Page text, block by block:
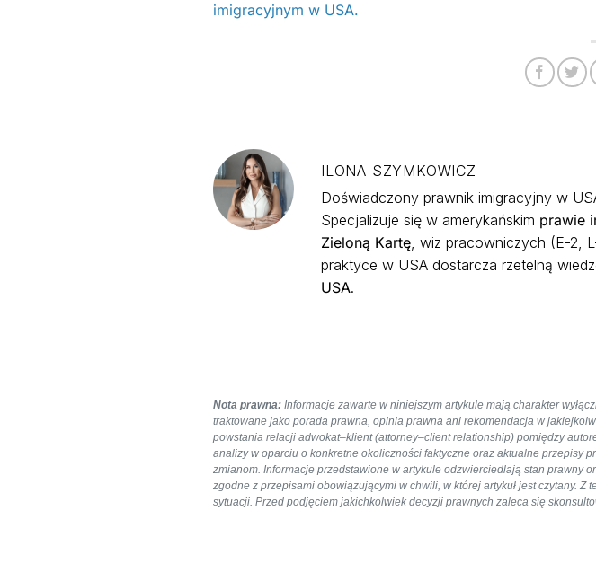
imigracyjnym w USA.
ILONA SZYMKOWICZ
Doświadczony prawnik imigracyjny w
Specjalizuje się w amerykańskim prawie
Zieloną Kartę, wiz pracowniczych (E-2,
praktyce w USA dostarcza rzetelną
USA.
Nota prawna: Informacje zawarte w niniejszym artykule mają charakter
traktowane jako porada prawna, opinia prawna ani rekomendacja w
powstania relacji adwokat–klient (attorney–client relationship) pomiędzy
analizy w oparciu o konkretne okoliczności faktyczne oraz aktualne przepisy
zmianom. Informacje przedstawione w artykule odzwierciedlają stan prawny
zgodne z przepisami obowiązującymi w chwili, w której artykuł jest czytany.
sytuacji. Przed podjęciem jakichkolwiek decyzji prawnych zaleca się